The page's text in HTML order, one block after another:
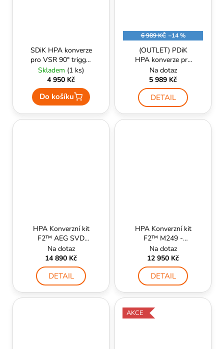
SDiK HPA konverze
pro VSR 90° trigger
(MB02 a podobné) -
ManCraft
Skladem (1 ks)
4 950 Kč
Do košíku
6 989 KČ –14 %
(OUTLET) PDiK
HPA konverze pro
AEG V2 gen2 -
ManCraft
Na dotaz
5 989 Kč
DETAIL
HPA Konverzní kit
F2™ AEG SVD
Cyma (semi, auto)
PolarStar
Na dotaz
14 890 Kč
DETAIL
HPA Konverzní kit
F2™ M249 -
PolarStar
Na dotaz
12 950 Kč
DETAIL
AKCE